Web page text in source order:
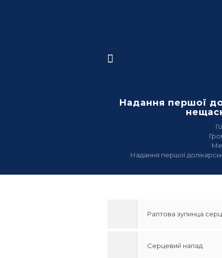
Надання першої
Надання першої
Раптова зупинца
Серцевий напад